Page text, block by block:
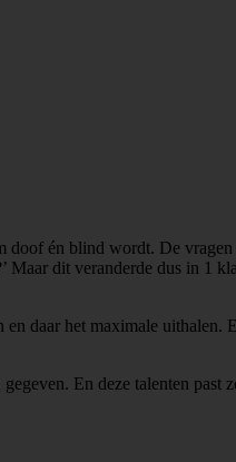
én blind wordt. De
dit veranderde dus in 1
daar het maximale uithalen.
En deze talenten